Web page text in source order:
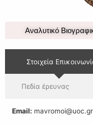
Αναλυτικό
Στοιχεία
Πεδία έρευνας
Εmail: mavromoi@uoc.gr